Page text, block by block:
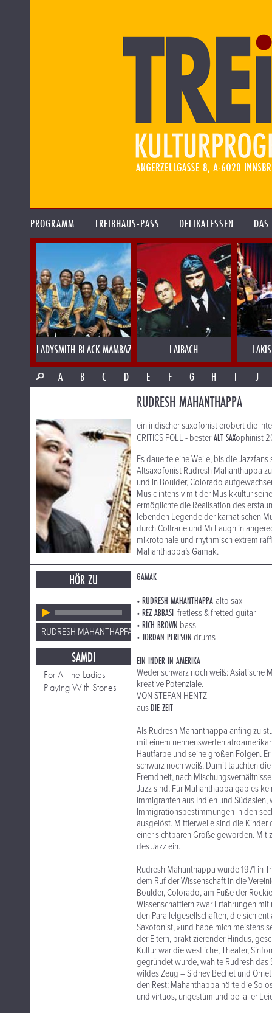
PROGRAMM TREIBHAUS-PASS DELIKATESSEN
LADYSMITH BLACK MAMBAZO LAIBACH
A
B C D E F G H I J
RUDRESH MAHANTHAPPA
ein indischer saxofonist erobert die
CRITICS POLL - besterALT SAXophinist
Es dauerte eine Weile, bis die
Altsaxofonist Rudresh Mahanthappa
und in Boulder, Colorado
Music intensiv mit der Musikkultur
ermöglichte die Realisation des
lebenden Legende der karnatischen
durch Coltrane und McLaughlin
mikrotonale und rhythmisch extrem
Mahanthappa’s Gamak.
HÖR ZU
RUDRESH MAHANTHAPPA
SAMDI
For All the Ladies
Playing With Stones
GAMAK
•RUDRESH MAHANTHAPPAalto sax
•REZ ABBASI fretless & fretted guitar
•RICH BROWN bass
•JORDAN PERLSONdrums
EIN INDER IN AMERIKA
Weder schwarz noch weiß: Asiatische
kreative Potenziale.
VON STEFAN HENTZ
ausDIE ZEIT
Als Rudresh Mahanthappa anfing zu
mit einem nennenswerten
Hautfarbe und seine großen Folgen.
schwarz noch weiß. Damit tauchten
Fremdheit, nach
Jazz sind. Für Mahanthappa gab es
Immigranten aus Indien und
Immigrationsbestimmungen in den
ausgelöst. Mittlerweile sind die Kinder
einer sichtbaren Größe geworden. Mit
des Jazz ein.
Rudresh Mahanthappa wurde 1971 in
dem Ruf der Wissenschaft in die
Boulder, Colorado, am Fuße der
Wissenschaftlern zwar Erfahrungen
den Parallelgesellschaften, die sich
Saxofonist, »und habe mich meistens
der Eltern, praktizierender Hindus,
Kultur war die westliche, Theater,
gegründet wurde, wählte Rudresh das
wildes Zeug – Sidney Bechet und
den Rest: Mahanthappa hörte die
und virtuos, ungestüm und bei aller